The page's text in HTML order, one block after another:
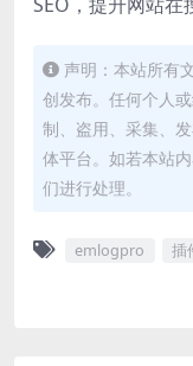
声明：本站所有
创发布。任何个人
制、盗用、采集、
体平台。如若本站
们进行处理。
emlogpro 插